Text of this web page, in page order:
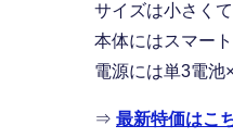
サイズは小さく
本体にはスマー
電源には単3電池
⇒ 最新特価はこ